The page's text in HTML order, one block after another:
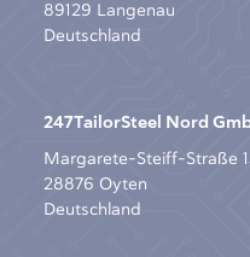
89129 Langenau
Deutschland
247TailorSteel Nord
Margarete-Steiff-Straße
28876 Oyten
Deutschland